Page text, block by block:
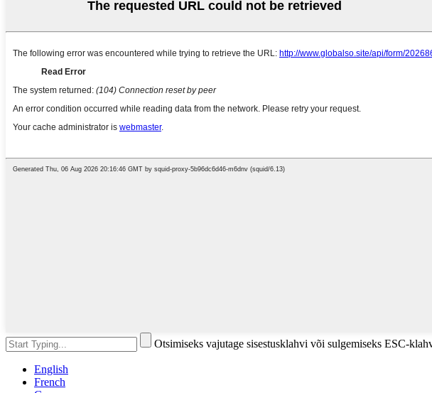
Otsimiseks vajutage sisestusklahvi või sulgemiseks ESC-
English
French